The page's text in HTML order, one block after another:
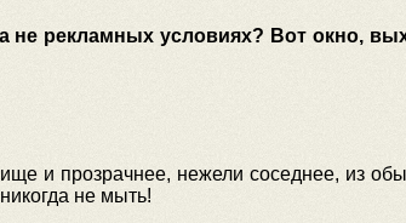
не рекламных условиях? Вот окно,
и прозрачнее, нежели соседнее, из
не мыть!